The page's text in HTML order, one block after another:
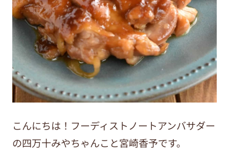
こんにちは！フーディストノートアンバサダー
の四万十みやちゃんこと宮崎香予です。